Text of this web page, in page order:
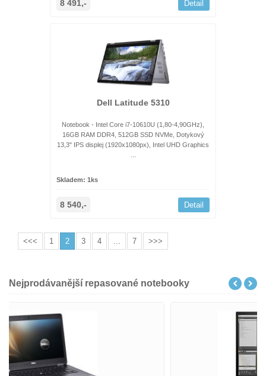
8 491,- Detail
Dell Latitude 5310
Notebook - Intel Core i7-10610U (1,80-4,90GHz),
16GB RAM DDR4, 512GB SSD NVMe, Dotykový
13,3" IPS displej (1920x1080px), Intel UHD Graphics
Skladem: 1ks
8 540,- Detail
<<< 1 2 3 4 ... 7 >>>
Nejprodávanější repasované notebooky